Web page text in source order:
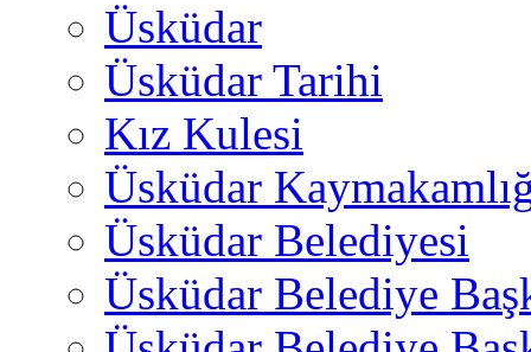
Üsküdar
Üsküdar Tarihi
Kız Kulesi
Üsküdar
Üsküdar Belediyesi
Üsküdar Belediye